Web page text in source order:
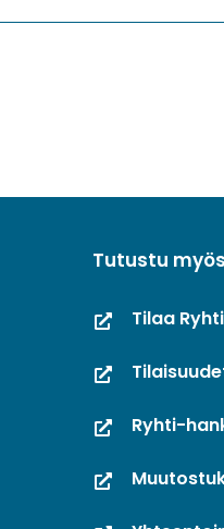
Tutustu myös
Tilaa
Ryhti-